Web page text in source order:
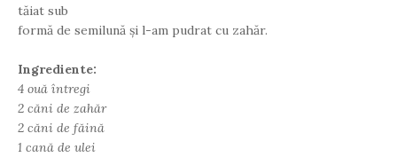
tăiat sub
formă de semilună și l-am pudrat cu zahăr.
Ingrediente:
4 ouă întregi
2 căni de zahăr
2 căni de făină
1 cană de ulei